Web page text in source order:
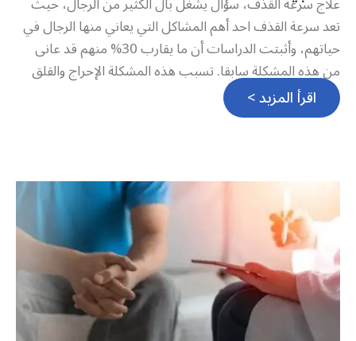
تعد سرعة القذف احد أهم المشاكل التي يعاني منها الرجال في
حياتهم، وأثبتت الدراسات أن ما يقارب 30% منهم قد عانى
من هذه المشكلة سابقا. تسبب هذه المشكلة الإحراج والقلق
اقرأ المزيد >